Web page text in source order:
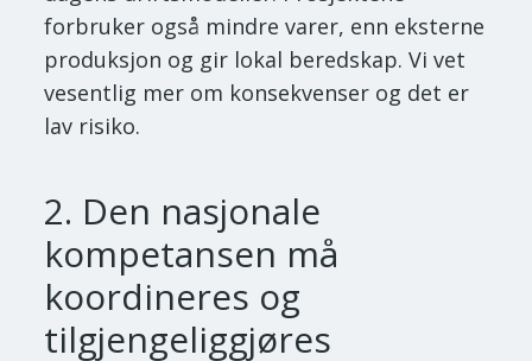
forbruker også mindre varer, enn eksterne
produksjon og gir lokal beredskap. Vi vet
vesentlig mer om konsekvenser og det er
lav risiko.
2. Den nasjonale
kompetansen må
koordineres og
tilgjengeliggjøres